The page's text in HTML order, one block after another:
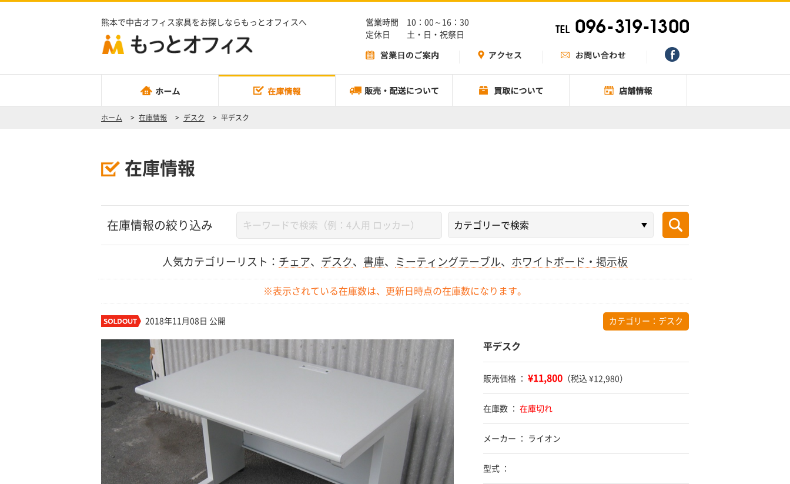
熊本で中古オフィス家具をお探しならもっとオフィスへ
営業時間 10：00～16：30
定休日 土・日・祝祭日
ホーム > 在庫情報 > デスク > 平デスク
在庫情報
在庫情報の絞り込み
人気カテゴリーリスト： チェア、 デスク、 書庫、 ミーティングテーブル、 ホワイトボード・掲示板
※表示されている在庫数は、更新日時点の在庫数になります。
2018年11月08日 公開 カテゴリー： デスク
平デスク
販売価格 ： ¥11,800 （税込 ¥12,980）
在庫数 ： 在庫切れ
メーカー ： ライオン
型式 ：